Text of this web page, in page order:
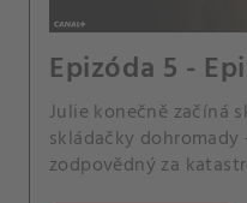
Epizóda 5 -
Julie konečně začíná
skládačky
zodpovědný za